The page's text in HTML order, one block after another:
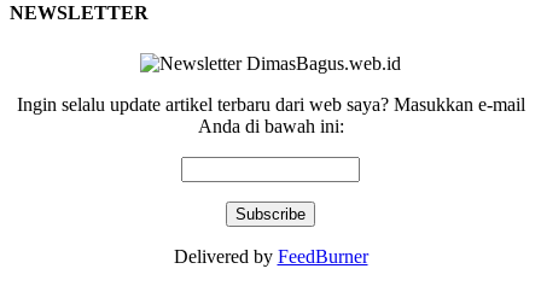
NEWSLETTER
Ingin selalu update artikel terbaru dari web saya? Masukkan e-mail
Anda di bawah ini:
Delivered by FeedBurner